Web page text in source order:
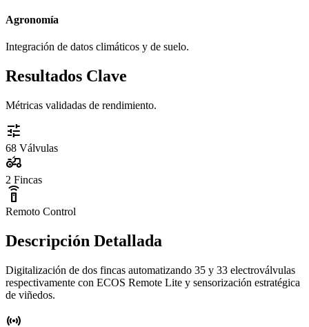
Agronomía
Integración de datos climáticos y de suelo.
Resultados Clave
Métricas validadas de rendimiento.
tune
68 Válvulas
agriculture
2 Fincas
settings_remote
Remoto Control
Descripción Detallada
Digitalización de dos fincas automatizando 35 y 33 electroválvulas
respectivamente con ECOS Remote Lite y sensorización estratégica
de viñedos.
sensors